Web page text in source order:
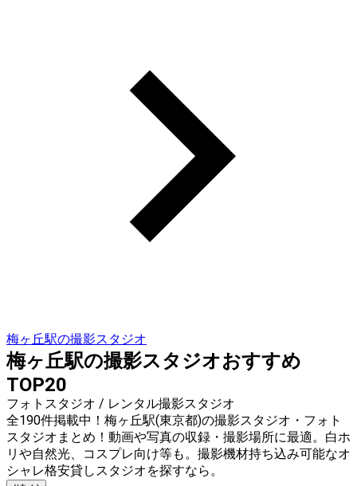
梅ヶ丘駅の撮影スタジオ
梅ヶ丘駅の撮影スタジオおすすめ
TOP20
フォトスタジオ / レンタル撮影スタジオ
全190件掲載中！梅ヶ丘駅(東京都)の撮影スタジオ・フォト
スタジオまとめ！動画や写真の収録・撮影場所に最適。白ホ
リや自然光、コスプレ向け等も。撮影機材持ち込み可能なオ
シャレ格安貸しスタジオを探すなら。